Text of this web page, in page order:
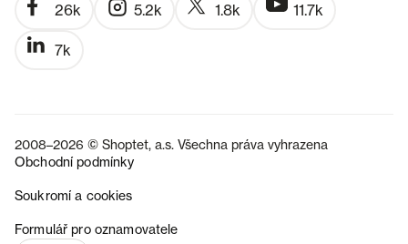
26k 5.2k 1.8k 11.7k
7k
2008–2026 © Shoptet, a.s. Všechna práva vyhrazena
Obchodní podmínky
Soukromí a cookies
Formulář pro oznamovatele